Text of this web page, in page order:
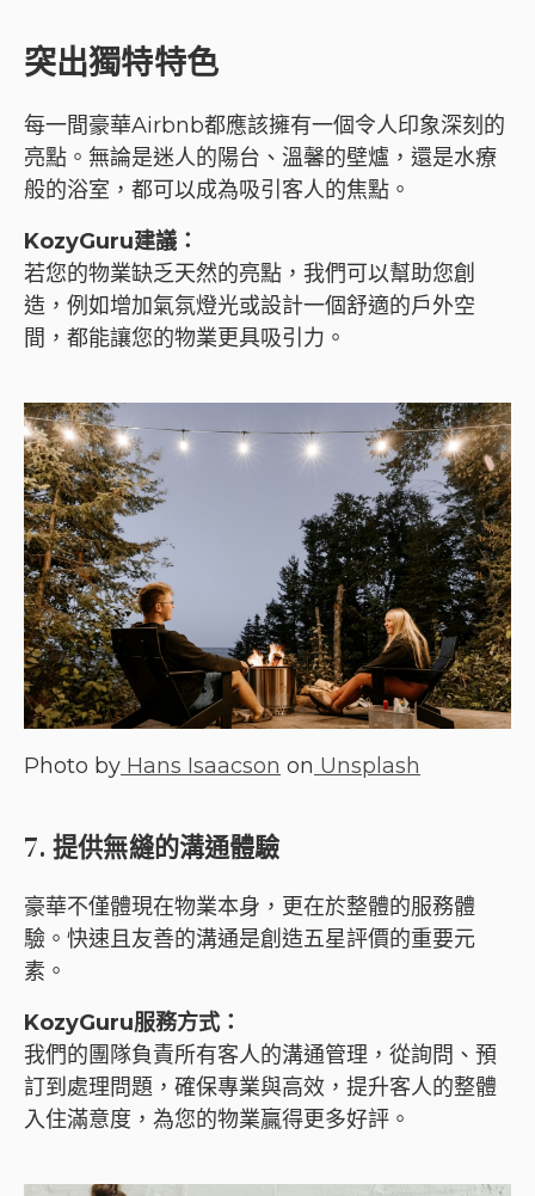
突出獨特特色
每一間豪華Airbnb都應該擁有一個令人印象深刻的
亮點。無論是迷人的陽台、溫馨的壁爐，還是水療
般的浴室，都可以成為吸引客人的焦點。
KozyGuru建議：
若您的物業缺乏天然的亮點，我們可以幫助您創
造，例如增加氣氛燈光或設計一個舒適的戶外空
間，都能讓您的物業更具吸引力。
Photo by Hans Isaacson on Unsplash
7. 提供無縫的溝通體驗
豪華不僅體現在物業本身，更在於整體的服務體
驗。快速且友善的溝通是創造五星評價的重要元
素。
KozyGuru服務方式：
我們的團隊負責所有客人的溝通管理，從詢問、預
訂到處理問題，確保專業與高效，提升客人的整體
入住滿意度，為您的物業贏得更多好評。